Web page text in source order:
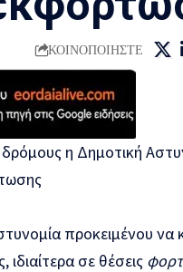
ΚΟΙΝΟΠΟΙΗΣΤΕ
η Δημοτική
προκειμένου να
σε θέσεις